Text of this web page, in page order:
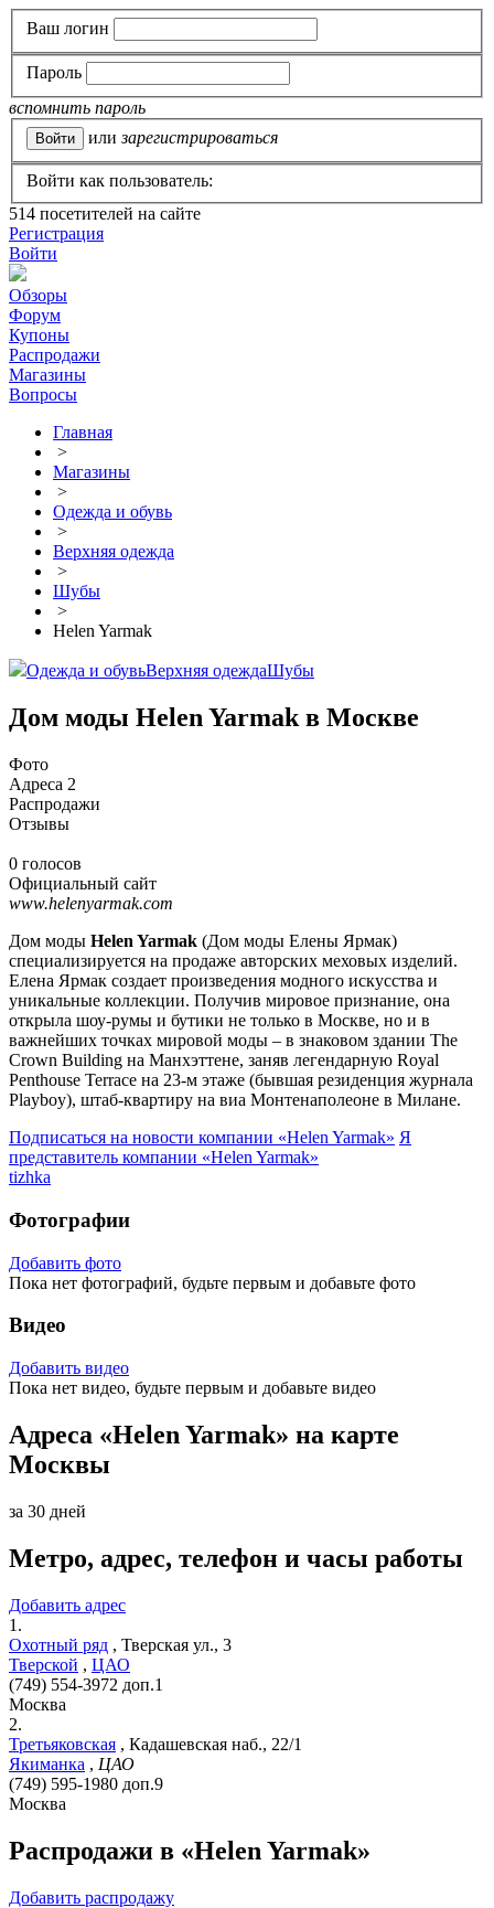
Ваш логин
Пароль
вспомнить пароль
или зарегистрироваться
Войти как пользователь:
514 посетителей на сайте
Регистрация
Войти
Обзоры
Форум
Купоны
Распродажи
Магазины
Вопросы
Главная
>
Магазины
>
Одежда и обувь
>
Верхняя одежда
>
Шубы
>
Helen Yarmak
Одежда и обувьВерхняя одеждаШубы
Дом моды Helen Yarmak в Москве
Фото
Адреса 2
Распродажи
Отзывы
0 голосов
Официальный сайт
www.helenyarmak.com
Дом моды Helen Yarmak (Дом моды Елены Ярмак)
специализируется на продаже авторских меховых изделий.
Елена Ярмак создает произведения модного искусства и
уникальные коллекции. Получив мировое признание, она
открыла шоу-румы и бутики не только в Москве, но и в
важнейших точках мировой моды – в знаковом здании The
Crown Building на Манхэттене, заняв легендарную Royal
Penthouse Terrace на 23-м этаже (бывшая резиденция журнала
Playboy), штаб-квартиру на виа Монтенаполеоне в Милане.
Подписаться на новости компании «Helen Yarmak» Я
представитель компании «Helen Yarmak»
tizhka
Фотографии
Добавить фото
Пока нет фотографий, будьте первым и добавьте фото
Видео
Добавить видео
Пока нет видео, будьте первым и добавьте видео
Адреса «Helen Yarmak» на карте
Москвы
за 30 дней
Метро, адрес, телефон и часы работы
Добавить адрес
1.
Охотный ряд , Тверская ул., 3
Тверской , ЦАО
(749) 554-3972 доп.1
Москва
2.
Третьяковская , Кадашевская наб., 22/1
Якиманка , ЦАО
(749) 595-1980 доп.9
Москва
Распродажи в «Helen Yarmak»
Добавить распродажу